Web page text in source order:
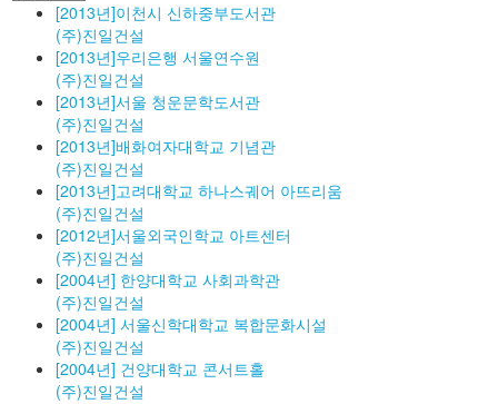
[2013년]이천시 신하중부도서관
(주)진일건설
[2013년]우리은행 서울연수원
(주)진일건설
[2013년]서울 청운문학도서관
(주)진일건설
[2013년]배화여자대학교 기념관
(주)진일건설
[2013년]고려대학교 하나스궤어 아뜨리움
(주)진일건설
[2012년]서울외국인학교 아트센터
(주)진일건설
[2004년] 한양대학교 사회과학관
(주)진일건설
[2004년] 서울신학대학교 복합문화시설
(주)진일건설
[2004년] 건양대학교 콘서트홀
(주)진일건설